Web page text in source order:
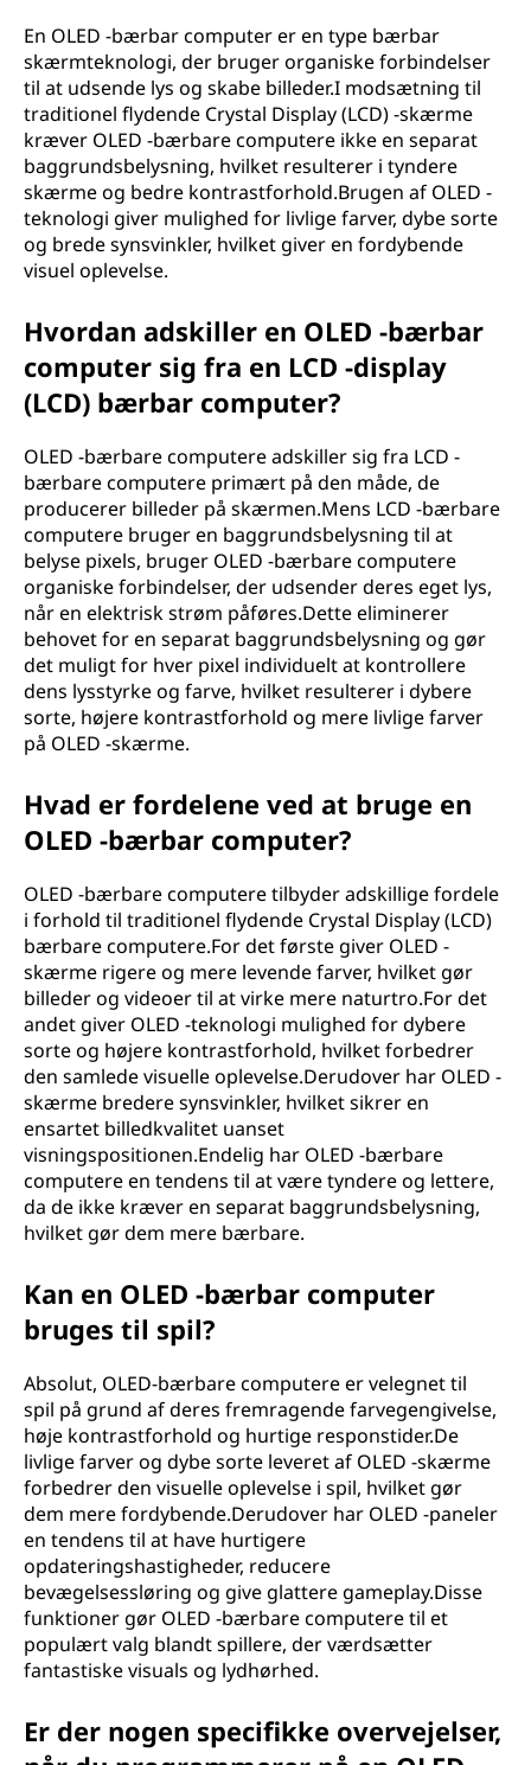
En OLED -bærbar computer er en type bærbar
skærmteknologi, der bruger organiske forbindelser
til at udsende lys og skabe billeder.I modsætning til
traditionel flydende Crystal Display (LCD) -skærme
kræver OLED -bærbare computere ikke en separat
baggrundsbelysning, hvilket resulterer i tyndere
skærme og bedre kontrastforhold.Brugen af OLED -
teknologi giver mulighed for livlige farver, dybe sorte
og brede synsvinkler, hvilket giver en fordybende
visuel oplevelse.
Hvordan adskiller en OLED -bærbar
computer sig fra en LCD -display
(LCD) bærbar computer?
OLED -bærbare computere adskiller sig fra LCD -
bærbare computere primært på den måde, de
producerer billeder på skærmen.Mens LCD -bærbare
computere bruger en baggrundsbelysning til at
belyse pixels, bruger OLED -bærbare computere
organiske forbindelser, der udsender deres eget lys,
når en elektrisk strøm påføres.Dette eliminerer
behovet for en separat baggrundsbelysning og gør
det muligt for hver pixel individuelt at kontrollere
dens lysstyrke og farve, hvilket resulterer i dybere
sorte, højere kontrastforhold og mere livlige farver
på OLED -skærme.
Hvad er fordelene ved at bruge en
OLED -bærbar computer?
OLED -bærbare computere tilbyder adskillige fordele
i forhold til traditionel flydende Crystal Display (LCD)
bærbare computere.For det første giver OLED -
skærme rigere og mere levende farver, hvilket gør
billeder og videoer til at virke mere naturtro.For det
andet giver OLED -teknologi mulighed for dybere
sorte og højere kontrastforhold, hvilket forbedrer
den samlede visuelle oplevelse.Derudover har OLED -
skærme bredere synsvinkler, hvilket sikrer en
ensartet billedkvalitet uanset
visningspositionen.Endelig har OLED -bærbare
computere en tendens til at være tyndere og lettere,
da de ikke kræver en separat baggrundsbelysning,
hvilket gør dem mere bærbare.
Kan en OLED -bærbar computer
bruges til spil?
Absolut, OLED-bærbare computere er velegnet til
spil på grund af deres fremragende farvegengivelse,
høje kontrastforhold og hurtige responstider.De
livlige farver og dybe sorte leveret af OLED -skærme
forbedrer den visuelle oplevelse i spil, hvilket gør
dem mere fordybende.Derudover har OLED -paneler
en tendens til at have hurtigere
opdateringshastigheder, reducere
bevægelsessløring og give glattere gameplay.Disse
funktioner gør OLED -bærbare computere til et
populært valg blandt spillere, der værdsætter
fantastiske visuals og lydhørhed.
Er der nogen specifikke overvejelser,